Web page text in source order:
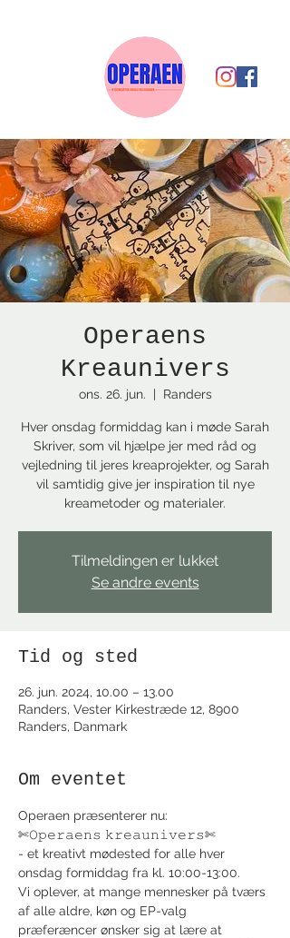
Operaens
Kreaunivers
ons. 26. jun.
  |
Randers
Hver onsdag formiddag kan i møde Sarah
Skriver, som vil hjælpe jer med råd og
vejledning til jeres kreaprojekter, og Sarah
vil samtidig give jer inspiration til nye
kreametoder og materialer.
Tilmeldingen er lukket
Se andre events
Tid og sted
26. jun. 2024, 10.00 – 13.00
Randers, Vester Kirkestræde 12, 8900
Randers, Danmark
Om eventet
Operaen præsenterer nu:
✄𝙾𝚙𝚎𝚛𝚊𝚎𝚗𝚜 𝚔𝚛𝚎𝚊𝚞𝚗𝚒𝚟𝚎𝚛𝚜✄
- et kreativt mødested for alle hver
onsdag formiddag fra kl. 10:00-13:00.
Vi oplever, at mange mennesker på tværs
af alle aldre, køn og EP-valg
præferæncer ønsker sig at lære at